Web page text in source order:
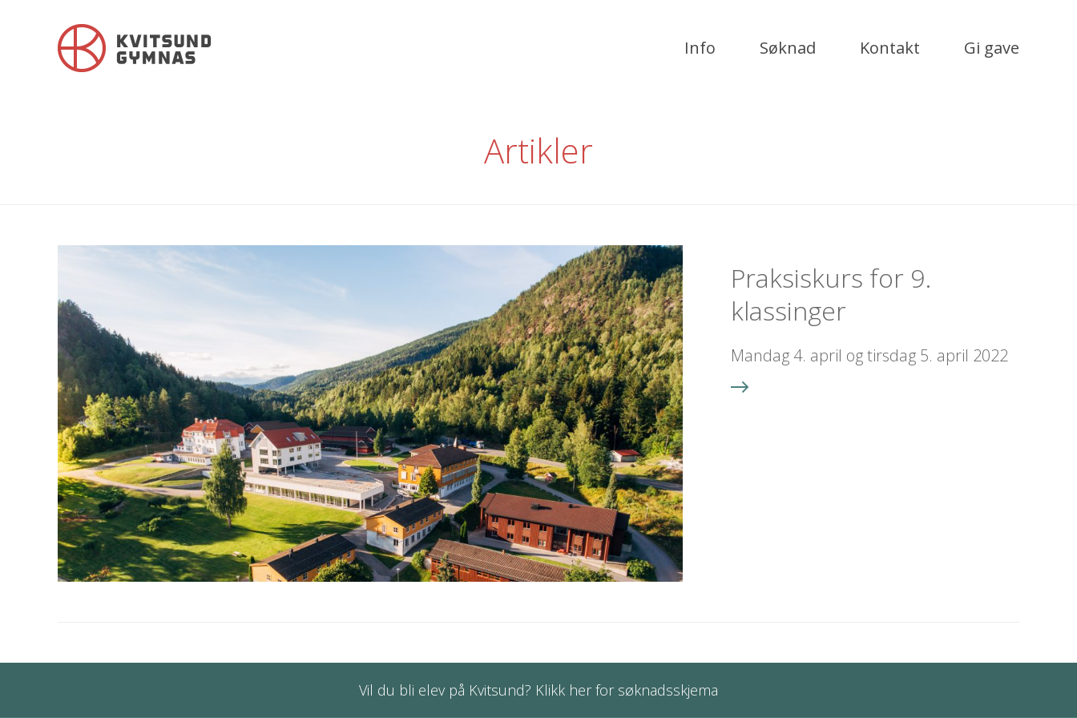
Info Søknad Kontakt Gi gave
Artikler
Praksiskurs for 9.
klassinger
Mandag 4. april og tirsdag 5. april 2022
Vil du bli elev på Kvitsund? Klikk her for søknadsskjema